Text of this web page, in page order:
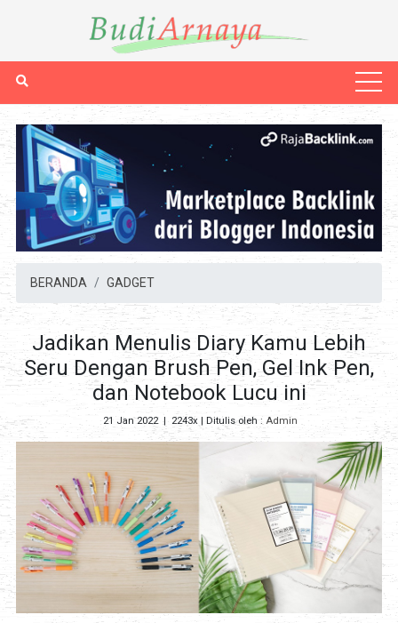
BERANDA GADGET
Jadikan Menulis Diary Kamu Lebih
Seru Dengan Brush Pen, Gel Ink Pen,
dan Notebook Lucu ini
21 Jan 2022| 2243x | Ditulis oleh : Admin